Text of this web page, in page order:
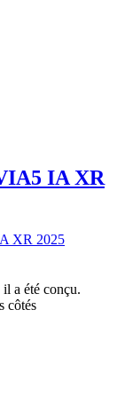
IA XR
a été conçu.
côtés